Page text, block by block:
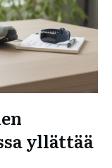
yllättää